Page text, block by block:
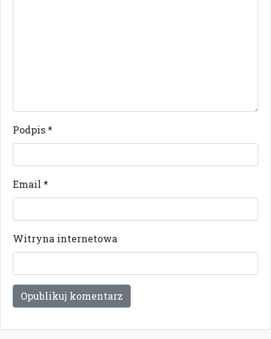
Podpis*
Email *
Witryna internetowa